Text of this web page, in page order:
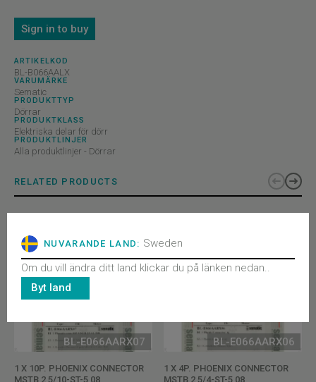
Sign in to buy
ARTIKELKOD
BL-B066AALX
VARUMÄRKE
Sematic
PRODUKTTYP
Dörrar
PRODUKTKLASS
Elektriska delar för dörr
PRODUKTLINJER
Alla produktlinjer - Dörrar
RELATED PRODUCTS
BL-E066AARX07
1 X 10P. PHOENIX CONNECTOR
MSTB 2,5/10-ST-5,08
BL-E066AARX06
1 X 4P. PHOENIX CONNECTOR
MSTB 2,5/4-ST-5,08
NUVARANDE LAND: Sweden
Om du vill ändra ditt land klickar du på länken nedan..
Byt land